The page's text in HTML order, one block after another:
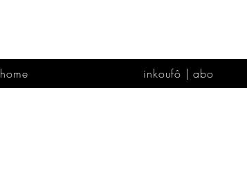
home inkoufô | abo